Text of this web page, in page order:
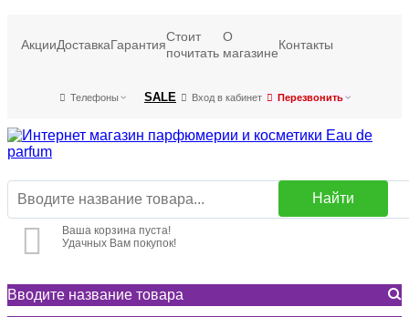
АкцииДоставкаГарантия
Стоит
почитать
О
магазине
Контакты
Телефоны SALE Вход в кабинет Перезвонить
Найти
Ваша корзина пуста!
Удачных Вам покупок!